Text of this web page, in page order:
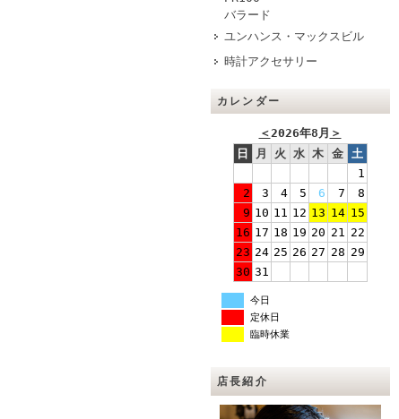
バラード
ユンハンス・マックスビル
時計アクセサリー
カレンダー
＜2026年8月 ＞
日
月 火 水 木 金
土
1
2
3 4 5 6 7
8
9 10 11 12 13 14 15
16 17 18 19 20 21 22
23 24 25 26 27 28 29
30 31
今日
定休日
臨時休業
店長紹介